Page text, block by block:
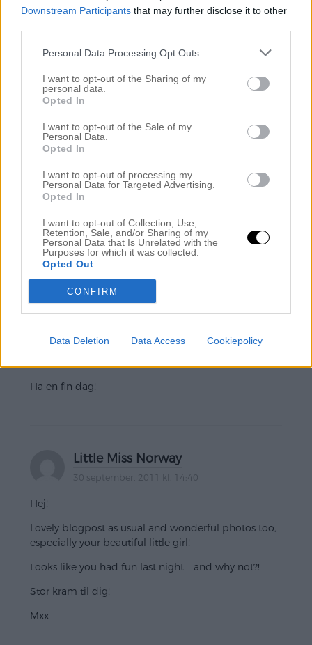
Downstream Participants that may further disclose it to other
Personal Data Processing Opt Outs
I want to opt-out of the Sharing of my
personal data.
Opted In
I want to opt-out of the Sale of my
Personal Data.
Opted In
I want to opt-out of processing my
Personal Data for Targeted Advertising.
Opted In
I want to opt-out of Collection, Use,
Retention, Sale, and/or Sharing of my
Personal Data that Is Unrelated with the
Purposes for which it was collected.
Opted Out
CONFIRM
Data Deletion Data Access Cookiepolicy
sånt då och då ändå.
30 september, 2011 kl. 13:01
Härligt, kul med en kläd, vin och tjejkväll
Skulle gärna vilja kika in i den butiken, men
lite långt att åka.
Kram Johanna
Anonymous
30 september, 2011 kl. 13:38
Men gu vad roligt! Och hjälp, vad lika du och Helena
Satte du i färre extensions nu, ser väldigt lagom ut
iaf. Vilken sort, och vad kostar det egentligen??
Ha en fin dag!
Little Miss Norway
30 september, 2011 kl. 14:40
Hej!
Lovely blogpost as usual and wonderful photos too,
especially your beautiful little girl!
Looks like you had fun last night – and why not?!
Stor kram til dig!
Mxx